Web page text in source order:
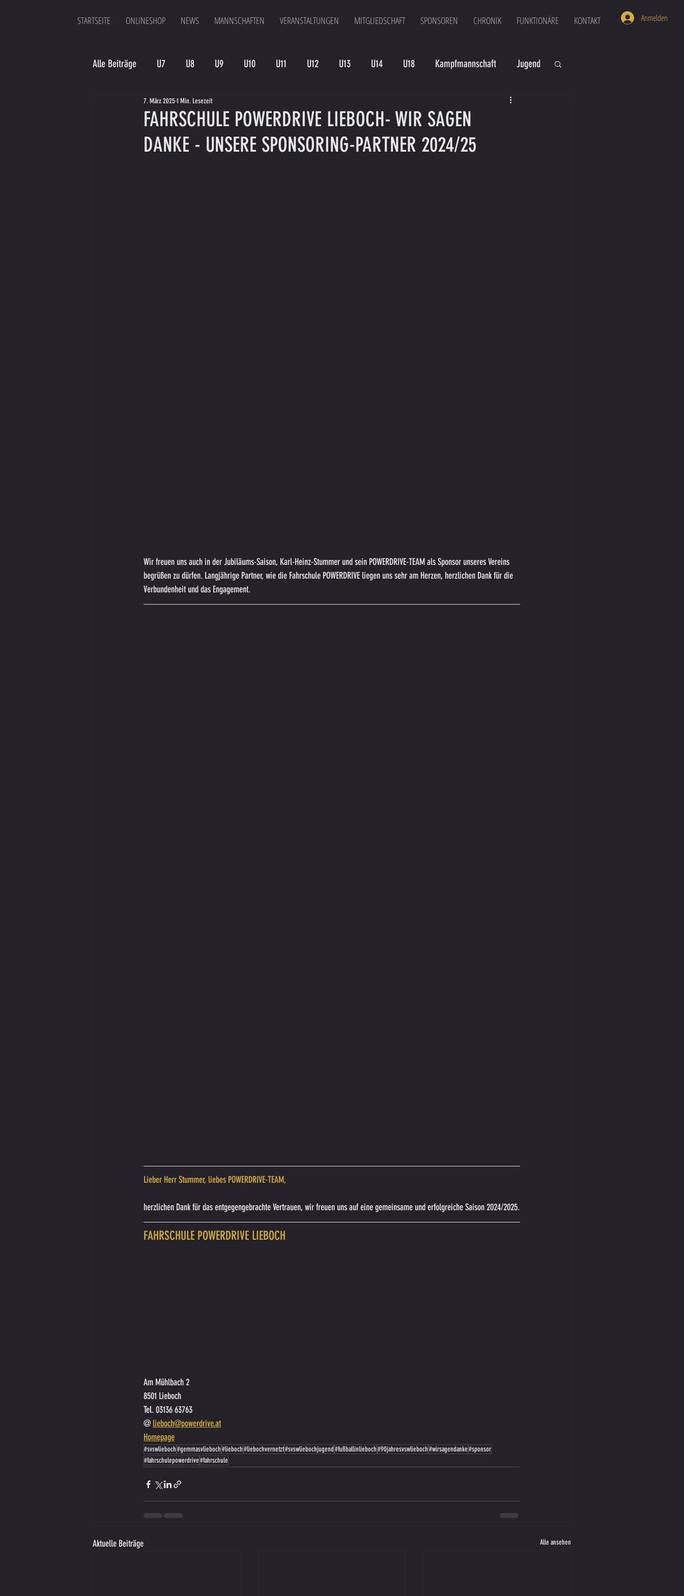
STARTSEITE ONLINESHOP NEWS MANNSCHAFTEN VERANSTALTUNGEN MITGLIEDSCHAFT SPONSOREN CHRONIK FUNKTIONÄRE KONTAKT Anmelden
Alle Beiträge U7 U8 U9 U10 U11 U12 U13 U14 U18 Kampfmannschaft Jugend
Spielergebnis Veranstaltungen
FAHRSCHULE POWERDRIVE LIEBOCH- WIR SAGEN
DANKE - UNSERE SPONSORING-PARTNER 2024/25
7. März 20251 Min. Lesezeit
Wir freuen uns auch in der Jubiläums-Saison, Karl-Heinz-Stummer und sein POWERDRIVE-TEAM als Sponsor unseres Vereins
begrüßen zu dürfen. Langjährige Partner, wie die Fahrschule POWERDRIVE liegen uns sehr am Herzen, herzlichen Dank für die
Verbundenheit und das Engagement.
Lieber Herr Stummer, liebes POWERDRIVE-TEAM,
herzlichen Dank für das entgegengebrachte Vertrauen, wir freuen uns auf eine gemeinsame und erfolgreiche Saison 2024/2025.
FAHRSCHULE POWERDRIVE LIEBOCH
Am Mühlbach 2
8501 Lieboch
Tel. 03136 63763
@ lieboch@powerdrive.at
Homepage
#svswlieboch#gemmasvlieboch#lieboch#liebochvernetzt#svswliebochjugend#fußballinlieboch#90jahresvswlieboch#wirsagendanke#sponsor
#fahrschulepowerdrive#fahrschule
Aktuelle Beiträge Alle ansehen